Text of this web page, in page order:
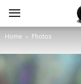
Home Photos